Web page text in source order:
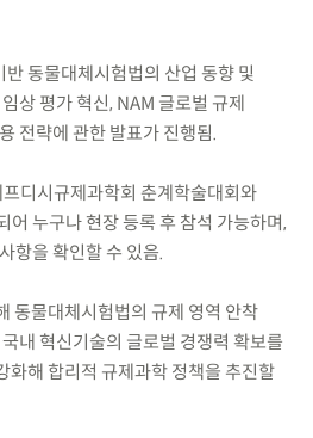
동물대체시험법의 산업 동향 및
상 평가 혁신, NAM 글로벌 규제
전략에 관한 발표가 진행됨.
디시규제과학회 춘계학술대회와
어 누구나 현장 등록 후 참석 가능하며,
항을 확인할 수 있음.
동물대체시험법의 규제 영역 안착
내 혁신기술의 글로벌 경쟁력 확보를
화해 합리적 규제과학 정책을 추진할